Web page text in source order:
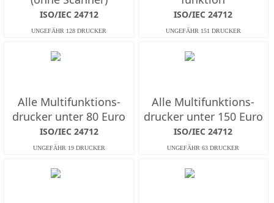
ISO/IEC 24712 ISO/IEC 24712
Alle Multifunktions­
drucker unter 80 Euro
ISO/IEC 24712
Alle Multifunktions­
drucker unter 150 Euro
ISO/IEC 24712